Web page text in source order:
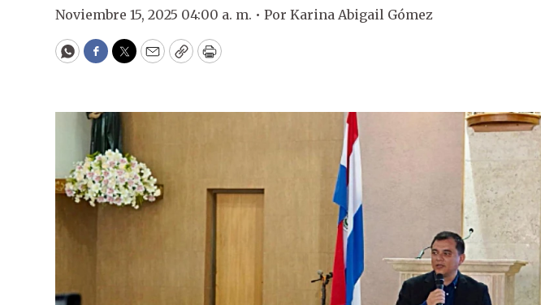
Noviembre 15, 2025 04:00 a. m. • Por Karina Abigail Gómez
WhatsApp
Facebook
Twitter
EmailCopyPrint